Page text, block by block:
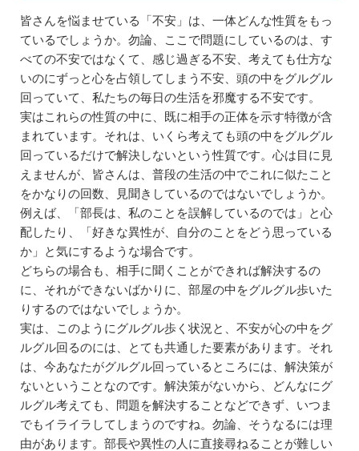
皆さんを悩ませている「不安」は、一体どんな性質をもっ
ているでしょうか。勿論、ここで問題にしているのは、す
べての不安ではなくて、感じ過ぎる不安、考えても仕方な
いのにずっと心を占領してしまう不安、頭の中をグルグル
回っていて、私たちの毎日の生活を邪魔する不安です。
実はこれらの性質の中に、既に相手の正体を示す特徴が含
まれています。それは、いくら考えても頭の中をグルグル
回っているだけで解決しないという性質です。心は目に見
えませんが、皆さんは、普段の生活の中でこれに似たこと
をかなりの回数、見聞きしているのではないでしょうか。
例えば、「部長は、私のことを誤解しているのでは」と心
配したり、「好きな異性が、自分のことをどう思っている
か」と気にするような場合です。
どちらの場合も、相手に聞くことができれば解決するの
に、それができないばかりに、部屋の中をグルグル歩いた
りするのではないでしょうか。
実は、このようにグルグル歩く状況と、不安が心の中をグ
ルグル回るのには、とても共通した要素があります。それ
は、今あなたがグルグル回っているところには、解決策が
ないということなのです。解決策がないから、どんなにグ
ルグル考えても、問題を解決することなどできず、いつま
でもイライラしてしまうのですね。勿論、そうなるには理
由があります。部長や異性の人に直接尋ねることが難しい